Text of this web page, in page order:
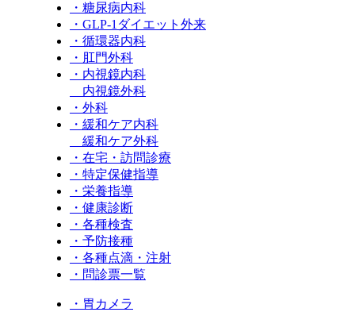
・糖尿病内科
・GLP‐1ダイエット外来
・循環器内科
・肛門外科
・内視鏡内科
内視鏡外科
・外科
・緩和ケア内科
緩和ケア外科
・在宅・訪問診療
・特定保健指導
・栄養指導
・健康診断
・各種検査
・予防接種
・各種点滴・注射
・問診票一覧
・胃カメラ